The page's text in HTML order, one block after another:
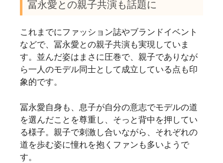
冨永愛との親子共演も話題に
これまでにファッション誌やブランドイベント
などで、冨永愛との親子共演も実現していま
す。並んだ姿はまさに圧巻で、親子でありなが
ら一人のモデル同士として成立している点も印
象的です。
冨永愛自身も、息子が自分の意志でモデルの道
を選んだことを尊重し、そっと背中を押してい
る様子。親子で刺激し合いながら、それぞれの
道を歩む姿に憧れを抱くファンも多いようで
す。